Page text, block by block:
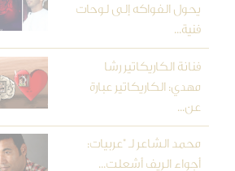
يحول الفواكه إلى لوحات
فنية...
فنانة الكاريكاتير رشا
مهدي: الكاريكاتير عبارة
عن...
محمد الشاعر لـ "عربيات:
أجواء الريف أشعلت...